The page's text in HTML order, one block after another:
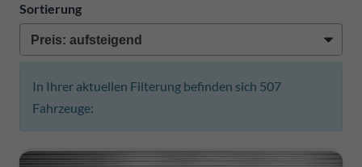
Sortierung
In Ihrer aktuellen Filterung befinden sich 507
Fahrzeuge: